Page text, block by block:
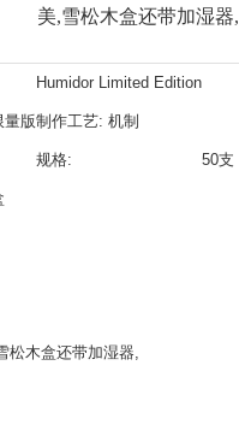
美,雪松木盒还带加湿器,
量版
Humidor Limited Edition
制作工艺: 机制
规格: 50支
松木盒还带加湿器,